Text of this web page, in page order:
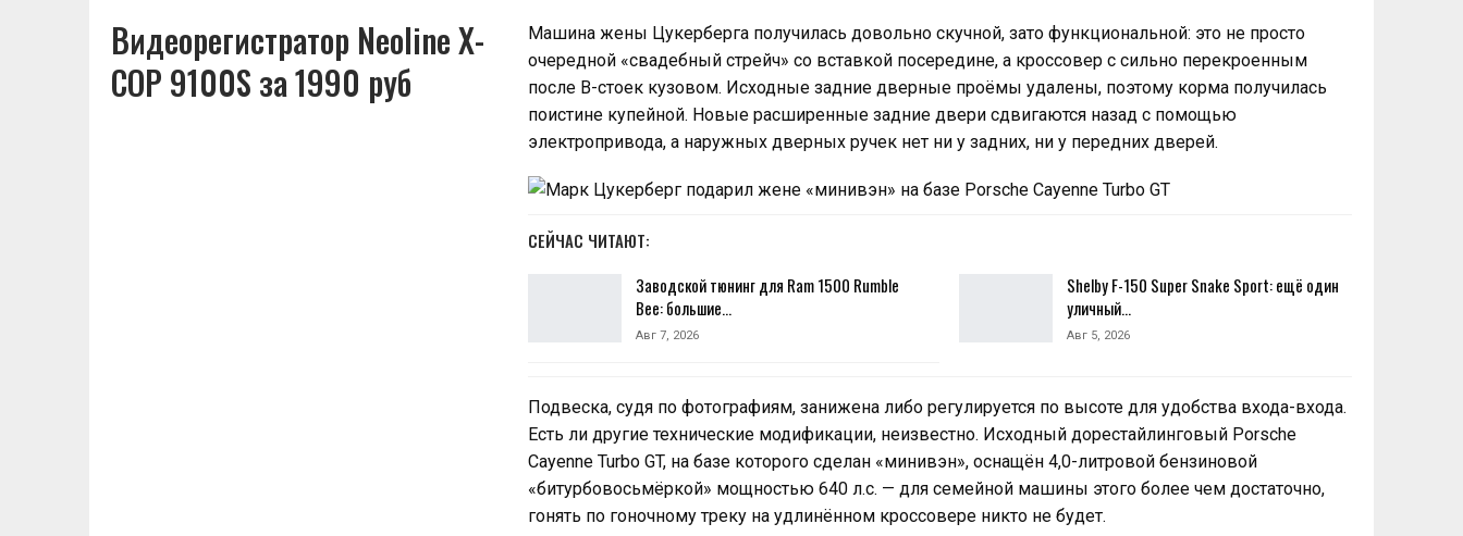
Машина жены Цукерберга получилась довольно скучной, зато функциональной: это не просто
очередной «свадебный стрейч» со вставкой посередине, а кроссовер с сильно перекроенным
после В-стоек кузовом. Исходные задние дверные проёмы удалены, поэтому корма получилась
поистине купейной. Новые расширенные задние двери сдвигаются назад с помощью
электропривода, а наружных дверных ручек нет ни у задних, ни у передних дверей.
СЕЙЧАС ЧИТАЮТ:
Заводской тюнинг для Ram 1500 Rumble
Bee: большие…
Авг 7, 2026
Shelby F-150 Super Snake Sport: ещё один
уличный…
Авг 5, 2026
Подвеска, судя по фотографиям, занижена либо регулируется по высоте для удобства входа-входа.
Есть ли другие технические модификации, неизвестно. Исходный дорестайлинговый Porsche
Cayenne Turbo GT, на базе которого сделан «минивэн», оснащён 4,0-литровой бензиновой
«битурбовосьмёркой» мощностью 640 л.с. — для семейной машины этого более чем достаточно,
гонять по гоночному треку на удлинённом кроссовере никто не будет.
Видеорегистратор Neoline X-
COP 9100S за 1990 руб